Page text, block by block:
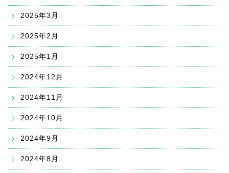
2025年3月
2025年2月
2025年1月
2024年12月
2024年11月
2024年10月
2024年9月
2024年8月